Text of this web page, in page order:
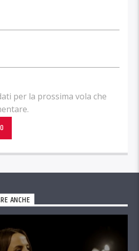
per la prossima vola che
ANCHE